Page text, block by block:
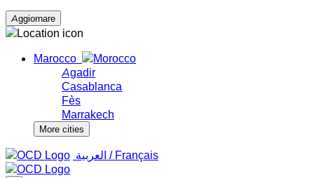
Marocco
Agadir
Casablanca
Fès
Marrakech
More cities
‏العربية ‏ / Français